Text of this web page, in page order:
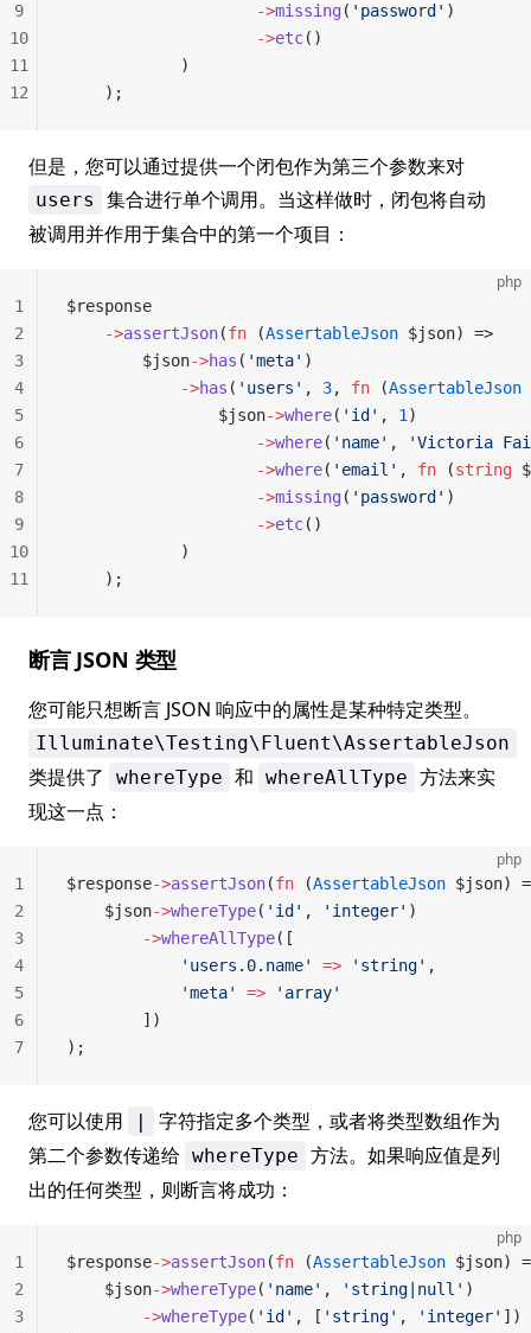
                    ->
missing ( 'password' )
                    ->
etc()
            )
    );
9
10
11
12
但是，您可以通过提供一个闭包作为第三个参数来对
users
集合进行单个调用。当这样做时，闭包将自动
被调用并作用于集合中的第一个项目：
php
$response
    ->
assertJson(fn (AssertableJson $json) =>
        $json
->has ( 'meta' )
            ->
has ( 'users' , 3, fn (AssertableJson
                $json
->where( 'id' , 1 )
                    ->
where( 'name' ,
'Victoria
                    ->
where( 'email' , fn (string
                    ->
missing ( 'password' )
                    ->
etc()
            )
    );
1
2
3
4
5
6
7
8
9
10
11
断言 JSON 类型
您可能只想断言 JSON 响应中的属性是某种特定类型。
Illuminate\Testing\Fluent\AssertableJson
类提供了 whereType 和 whereAllType 方法来实
现这一点：
php
$response->assertJson(fn (AssertableJson $json)
    $json
->whereType( 'id' , 'integer' )
        ->
whereAllType([
            'users.0.name'
=> 'string' ,
            'meta'
=> 'array'
        ])
);
1
2
3
4
5
6
7
您可以使用 |
字符指定多个类型，或者将类型数组作为
第二个参数传递给 whereType 方法。如果响应值是列
出的任何类型，则断言将成功：
php
$response->assertJson(fn (AssertableJson $json)
    $json
->whereType( 'name' , 'string|null' )
        ->
whereType( 'id' , [ 'string' , 'integer' ])
1
2
3